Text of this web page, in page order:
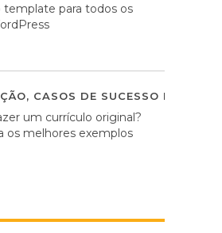
template para todos os
, CASOS DE SUCESSO DE
um currículo original?
os melhores exemplos